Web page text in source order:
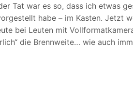
Tat war es so, dass ich etwas
habe – im Kasten. Jetzt
bei Leuten mit
die Brennweite… wie auch